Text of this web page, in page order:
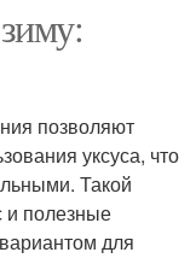
позволяют
уксуса, что
Такой
и полезные
для